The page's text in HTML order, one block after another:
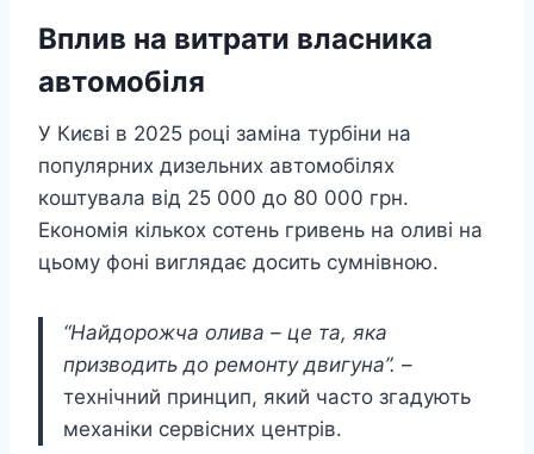
Вплив на витрати власника
автомобіля
У Києві в 2025 році заміна турбіни на
популярних дизельних автомобілях
коштувала від 25 000 до 80 000 грн.
Економія кількох сотень гривень на оливі на
цьому фоні виглядає досить сумнівною.
“Найдорожча олива – це та, яка
призводить до ремонту двигуна”. –
технічний принцип, який часто згадують
механіки сервісних центрів.